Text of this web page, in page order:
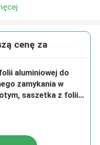
cenę za
aluminiowej do
zamykania w
saszetka z folii